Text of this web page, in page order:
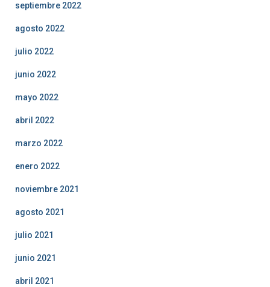
septiembre 2022
agosto 2022
julio 2022
junio 2022
mayo 2022
abril 2022
marzo 2022
enero 2022
noviembre 2021
agosto 2021
julio 2021
junio 2021
abril 2021